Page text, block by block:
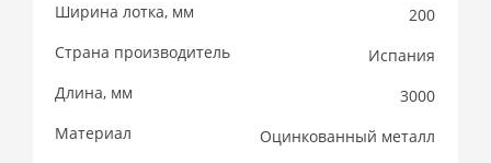
Ширина лотка, мм
200
Страна производитель
Испания
Длина, мм
3000
Материал
Оцинкованный металл